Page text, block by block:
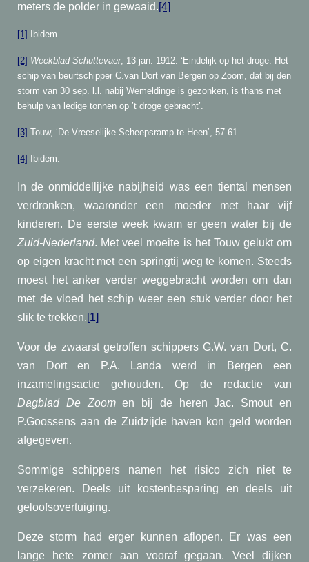
meters de polder in gewaaid.[4]
[1] Ibidem.
[2] Weekblad Schuttevaer, 13 jan. 1912: ‘Eindelijk op het droge. Het
schip van beurtschipper C.van Dort van Bergen op Zoom, dat bij den
storm van 30 sep. l.l. nabij Wemeldinge is gezonken, is thans met
behulp van ledige tonnen op ’t droge gebracht’.
[3] Touw, ‘De Vreeselijke Scheepsramp te Heen’, 57-61
[4] Ibidem.
In de onmiddellijke nabijheid was een tiental mensen
verdronken, waaronder een moeder met haar vijf
kinderen. De eerste week kwam er geen water bij de
Zuid-Nederland. Met veel moeite is het Touw gelukt om
op eigen kracht met een springtij weg te komen. Steeds
moest het anker verder weggebracht worden om dan
met de vloed het schip weer een stuk verder door het
slik te trekken.[1]
Voor de zwaarst getroffen schippers G.W. van Dort, C.
van Dort en P.A. Landa werd in Bergen een
inzamelingsactie gehouden. Op de redactie van
Dagblad De Zoomen bij de heren Jac. Smout en
P.Goossens aan de Zuidzijde haven kon geld worden
afgegeven.
Sommige schippers namen het risico zich niet te
verzekeren. Deels uit kostenbesparing en deels uit
geloofsovertuiging.
Deze storm had erger kunnen aflopen. Er was een
lange hete zomer aan vooraf gegaan. Veel dijken